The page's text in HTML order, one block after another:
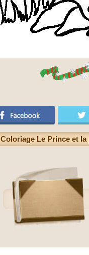
Coloriage Le Prince et